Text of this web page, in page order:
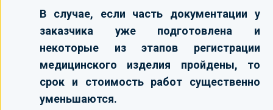
В случае, если часть документации у
заказчика уже подготовлена и
некоторые из этапов регистрации
медицинского изделия пройдены, то
срок и стоимость работ существенно
уменьшаются.